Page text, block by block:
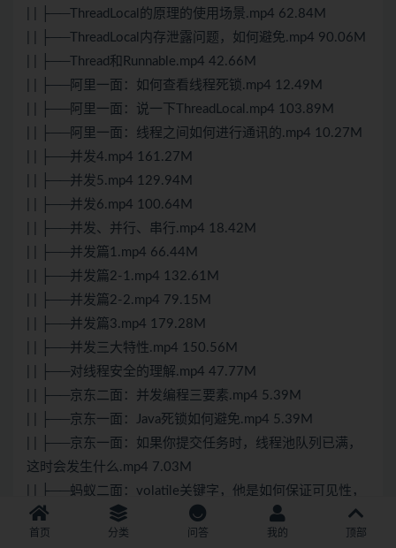
| | ├──ThreadLocal的原理的使用场景.mp4 62.84M
| | ├──ThreadLocal内存泄露问题，如何避免.mp4 90.06M
| | ├──Thread和Runnable.mp4 42.66M
| | ├──阿里一面：如何查看线程死锁.mp4 12.49M
| | ├──阿里一面：说一下ThreadLocal.mp4 103.89M
| | ├──阿里一面：线程之间如何进行通讯的.mp4 10.27M
| | ├──并发4.mp4 161.27M
| | ├──并发5.mp4 129.94M
| | ├──并发6.mp4 100.64M
| | ├──并发、并行、串行.mp4 18.42M
| | ├──并发篇1.mp4 66.44M
| | ├──并发篇2-1.mp4 132.61M
| | ├──并发篇2-2.mp4 79.15M
| | ├──并发篇3.mp4 179.28M
| | ├──并发三大特性.mp4 150.56M
| | ├──对线程安全的理解.mp4 47.77M
| | ├──京东二面：并发编程三要素.mp4 5.39M
| | ├──京东一面：Java死锁如何避免.mp4 5.39M
| | ├──京东一面：如果你提交任务时，线程池队列已满，
这时会发生什么.mp4 7.03M
| | ├──蚂蚁二面：volatile关键字，他是如何保证可见性，
有序性.mp4 9.33M
| | ├──蚂蚁一面：sychronized的自旋锁、偏向锁、轻量级
首页 分类 问答 我的 顶部